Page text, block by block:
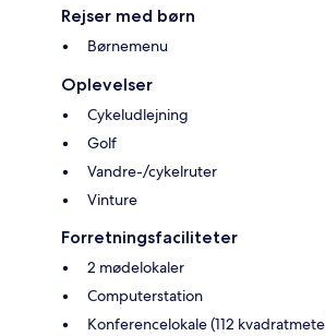
Rejser med børn
Børnemenu
Oplevelser
Cykeludlejning
Golf
Vandre-/cykelruter
Vinture
Forretningsfaciliteter
2 mødelokaler
Computerstation
Konferencelokale (112